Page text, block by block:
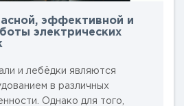
эффективной и
электрических
и лебёдки являются
в различных
Однако для того,